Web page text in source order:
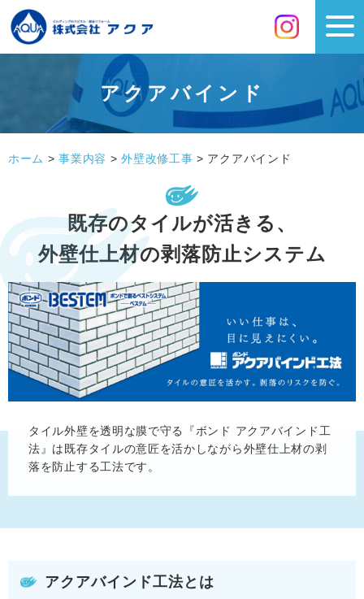
アクアバインド
ホーム >事業内容 >外壁改修工事 > アクアバインド
既存のタイルが活きる、
外壁仕上材の剥落防止システム
タイル外壁を透明な膜で守る『ボンド アクアバインド工
法』は既存タイルの意匠を活かしながら外壁仕上材の剥
落を防止する工法です。
アクアバインド工法とは